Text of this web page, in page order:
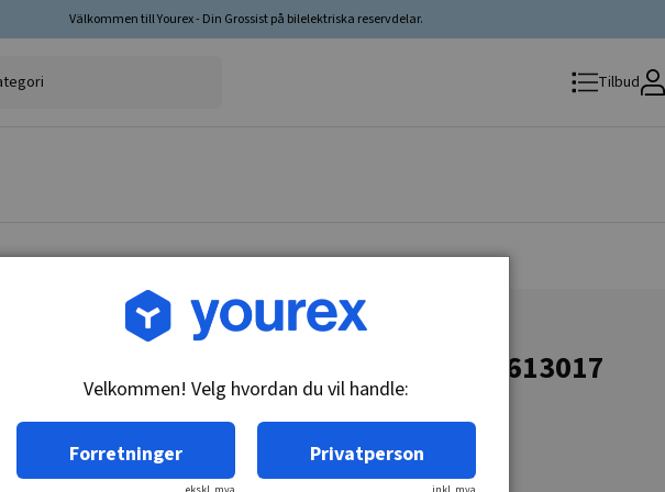
Välkommen till Yourex - Din Grossist på bilelektriska reservdelar.
Tilbud
Varenr.: 1953003
Tidsinnstillingsensor, Fiat 613017
Velkommen! Velg hvordan du vil handle:
Forretninger Privatperson